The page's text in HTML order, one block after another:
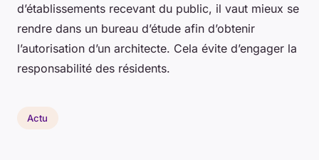
d’établissements recevant du public, il vaut mieux se
rendre dans un bureau d’étude afin d’obtenir
l’autorisation d’un architecte. Cela évite d’engager la
responsabilité des résidents.
Actu